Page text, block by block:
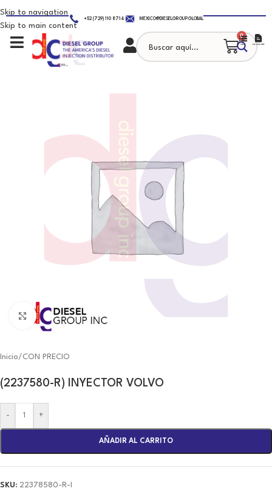
Skip to navigation
Skip to main content
+52 (729) 110 8714 MEXICO@DIESELGROUP.GLOBAL
0
Click to enlarge
Inicio/ CON PRECIO
(2237580-R) INYECTOR VOLVO
- +
AÑADIR AL CARRITO
SKU: 22378580-R-I